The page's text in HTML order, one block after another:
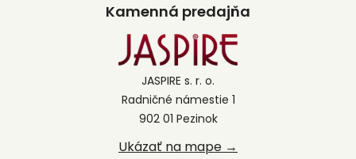
Kamenná predajňa
JASPIRE s. r. o.
Radničné námestie 1
902 01 Pezinok
Ukázať na mape →